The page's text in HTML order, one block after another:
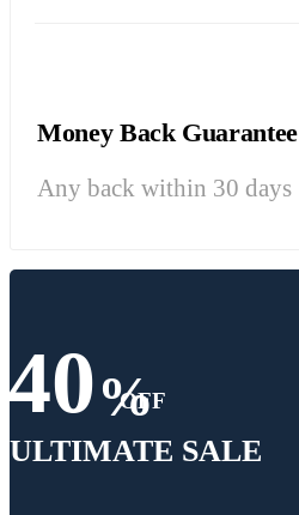
Money Back Guarantee
Any back within 30 days
40%
OFF
ULTIMATE SALE